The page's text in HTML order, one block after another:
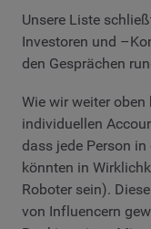
Unsere Liste
Investoren und
den Gesprächen
Wie wir weiter
individuellen
dass jede Person
könnten in
Roboter sein).
von Influencern